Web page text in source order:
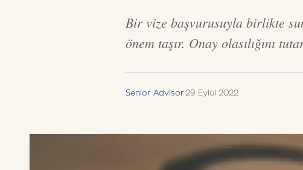
Bir vize başvurusuyla birlikte
önem taşır. Onay olasılığını
Senior Advisor·29 Eylül 2022